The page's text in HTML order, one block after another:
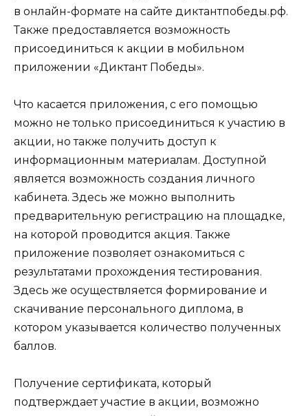
в онлайн-формате на сайте диктантпобеды.рф.
Также предоставляется возможность
присоединиться к акции в мобильном
приложении «Диктант Победы».
Что касается приложения, с его помощью
можно не только присоединиться к участию в
акции, но также получить доступ к
информационным материалам. Доступной
является возможность создания личного
кабинета. Здесь же можно выполнить
предварительную регистрацию на площадке,
на которой проводится акция. Также
приложение позволяет ознакомиться с
результатами прохождения тестирования.
Здесь же осуществляется формирование и
скачивание персонального диплома, в
котором указывается количество полученных
баллов.
Получение сертификата, который
подтверждает участие в акции, возможно